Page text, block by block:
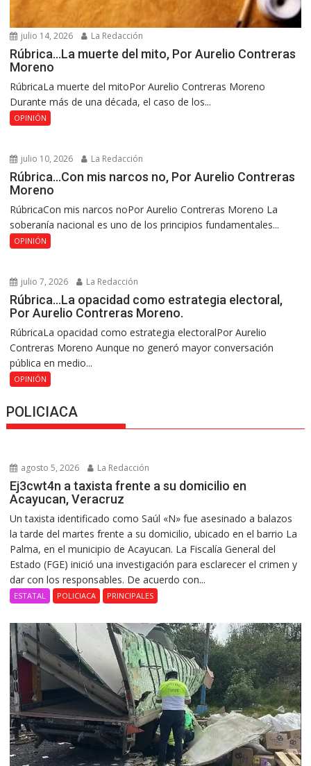
julio 14, 2026 La Redacción
Rúbrica…La muerte del mito, Por Aurelio Contreras
Moreno
RúbricaLa muerte del mitoPor Aurelio Contreras Moreno
Durante más de una década, el caso de los...
OPINIÓN
julio 10, 2026 La Redacción
Rúbrica…Con mis narcos no, Por Aurelio Contreras
Moreno
RúbricaCon mis narcos noPor Aurelio Contreras Moreno La
soberanía nacional es uno de los principios fundamentales...
OPINIÓN
julio 7, 2026 La Redacción
Rúbrica…La opacidad como estrategia electoral,
Por Aurelio Contreras Moreno.
RúbricaLa opacidad como estrategia electoralPor Aurelio
Contreras Moreno Aunque no generó mayor conversación
pública en medio...
OPINIÓN
POLICIACA
agosto 5, 2026 La Redacción
Ej3cwt4n a taxista frente a su domicilio en
Acayucan, Veracruz
Un taxista identificado como Saúl «N» fue asesinado a balazos
la tarde del martes frente a su domicilio, ubicado en el barrio La
Palma, en el municipio de Acayucan. La Fiscalía General del
Estado (FGE) inició una investigación para esclarecer el crimen y
dar con los responsables. De acuerdo con...
ESTATAL POLICIACA PRINCIPALES